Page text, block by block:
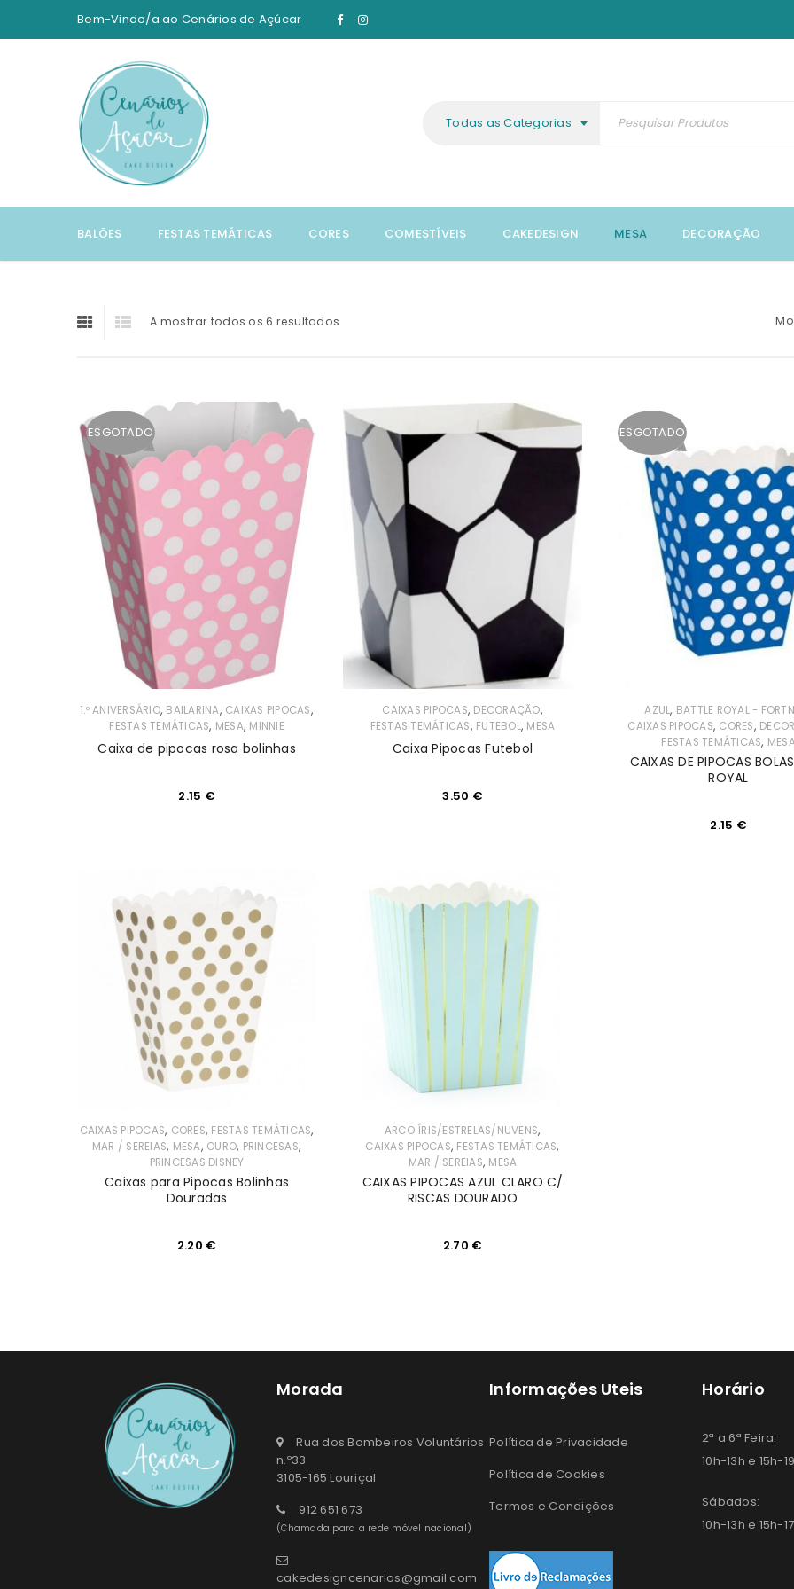
Senha*
Manter sessão
INICIAR SESSÃO
PERDEU A SUA SENHA?
Bem-Vindo/a ao Cenários de Açúcar
Todas as Categorias
BALÕES FESTAS TEMÁTICAS CORES COMESTÍVEIS CAKEDESIGN MESA DECORAÇÃO
A mostrar todos os 6 resultados
ESGOTADO
1.º ANIVERSÁRIO, BAILARINA, CAIXAS PIPOCAS,
FESTAS TEMÁTICAS, MESA, MINNIE
Caixa de pipocas rosa bolinhas
2.15 €
CAIXAS PIPOCAS, DECORAÇÃO,
FESTAS TEMÁTICAS, FUTEBOL, MESA
Caixa Pipocas Futebol
3.50 €
ESGOTADO
AZUL, BATTLE ROYAL -
CAIXAS PIPOCAS, CORES,
FESTAS TEMÁTICAS,
CAIXAS DE PIPOCAS
ROYAL
2.15 €
CAIXAS PIPOCAS, CORES, FESTAS TEMÁTICAS,
MAR / SEREIAS, MESA, OURO, PRINCESAS,
PRINCESAS DISNEY
Caixas para Pipocas Bolinhas
Douradas
2.20 €
ARCO ÍRIS/ESTRELAS/NUVENS,
CAIXAS PIPOCAS, FESTAS TEMÁTICAS,
MAR / SEREIAS, MESA
CAIXAS PIPOCAS AZUL CLARO C/
RISCAS DOURADO
2.70 €
Morada
Rua dos Bombeiros Voluntários
n.º33
3105-165 Louriçal
912 651 673
(Chamada para a rede móvel nacional)
cakedesigncenarios@gmail.com
Informações Uteis
Política de Privacidade
Política de Cookies
Termos e Condições
Horário
2ª a 6ª Feira:
10h-13h e 15h-
Sábados:
10h-13h e 15h-